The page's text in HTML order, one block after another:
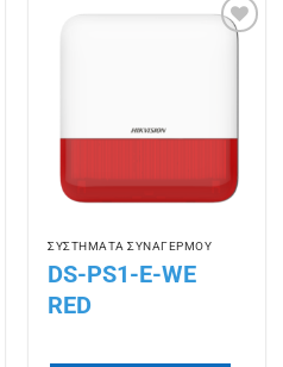
ΣΥΣΤΗΜΑΤΑ ΣΥΝΑΓΕΡΜΟΥ
DS-PS1-E-WE
RED